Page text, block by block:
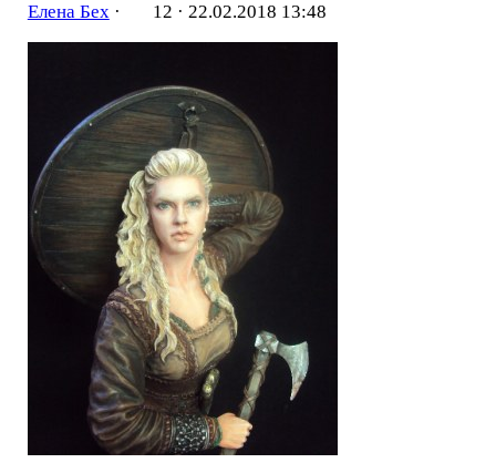
Елена Бех· 12 · 22.02.2018 13:48